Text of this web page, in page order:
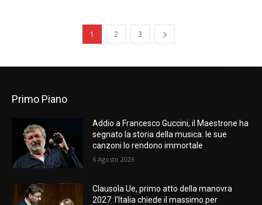
1 2 3
Primo Piano
Addio a Francesco Guccini, il Maestrone ha
segnato la storia della musica: le sue
canzoni lo rendono immortale
6 Agosto 2026
Clausola Ue, primo atto della manovra
2027: l’Italia chiede il massimo per